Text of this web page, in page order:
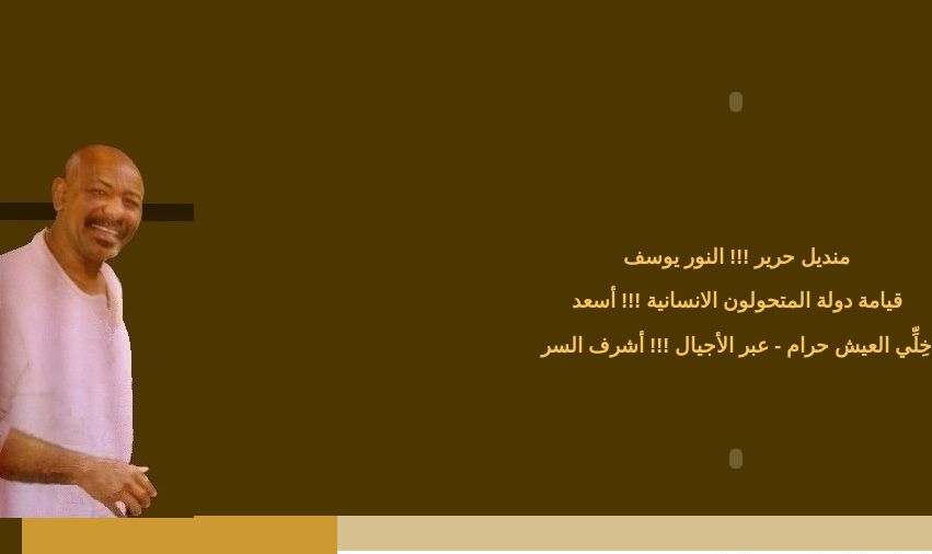
منديل حرير !!! النور يوسف
قيامة دولة المتحولون الانسانية !!! أسعد
خِلِّي العيش حرام - عبر الأجيال !!! أشرف السر